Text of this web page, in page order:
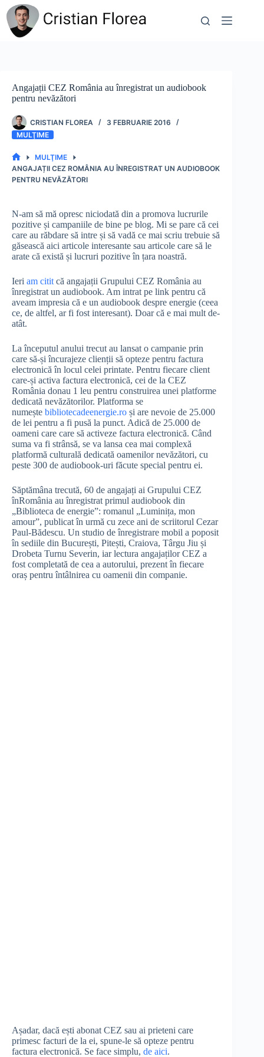
Sari
conținut
Angajații CEZ România au înregistrat un audiobook
pentru nevăzători
CRISTIAN FLOREA
3 FEBRUARIE 2016
MULŢIME
PRIMA
PAGINĂ
MULŢIME
ANGAJAȚII CEZ ROMÂNIA AU ÎNREGISTRAT UN AUDIOBOOK
PENTRU NEVĂZĂTORI
N-am să mă opresc niciodată din a promova lucrurile
pozitive și campaniile de bine pe blog. Mi se pare că cei
care au răbdare să intre și să vadă ce mai scriu trebuie să
găsească aici articole interesante sau articole care să le
arate că există și lucruri pozitive în țara noastră.
Ieri am citit că angajații Grupului CEZ România au
înregistrat un audiobook. Am intrat pe link pentru că
aveam impresia că e un audiobook despre energie (ceea
ce, de altfel, ar fi fost interesant). Doar că e mai mult de-
atât.
La începutul anului trecut au lansat o campanie prin
care să-și încurajeze clienții să opteze pentru factura
electronică în locul celei printate. Pentru fiecare client
care-și activa factura electronică, cei de la CEZ
România donau 1 leu pentru construirea unei platforme
dedicată nevăzătorilor. Platforma se
numește bibliotecadeenergie.ro și are nevoie de 25.000
de lei pentru a fi pusă la punct. Adică de 25.000 de
oameni care care să activeze factura electronică. Când
suma va fi strânsă, se va lansa cea mai complexă
platformă culturală dedicată oamenilor nevăzători, cu
peste 300 de audiobook-uri făcute special pentru ei.
Săptămâna trecută, 60 de angajați ai Grupului CEZ
înRomânia au înregistrat primul audiobook din
„Biblioteca de energie”: romanul „Luminița, mon
amour”, publicat în urmă cu zece ani de scriitorul Cezar
Paul-Bădescu. Un studio de înregistrare mobil a poposit
în sediile din București, Pitești, Craiova, Târgu Jiu și
Drobeta Turnu Severin, iar lectura angajaților CEZ a
fost completată de cea a autorului, prezent în fiecare
oraș pentru întâlnirea cu oamenii din companie.
Așadar, dacă ești abonat CEZ sau ai prieteni care
primesc facturi de la ei, spune-le să opteze pentru
factura electronică. Se face simplu, de aici.